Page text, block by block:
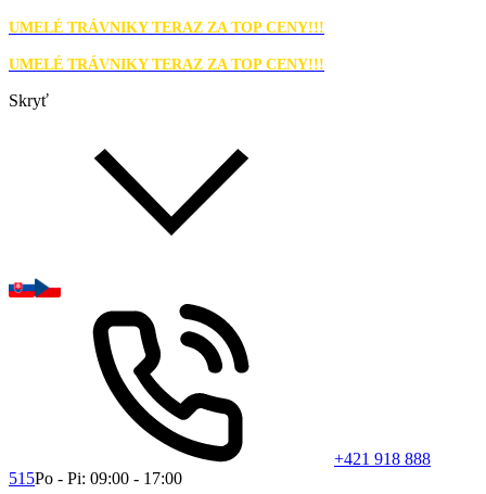
UMELÉ TRÁVNIKY TERAZ ZA TOP CENY!!!
UMELÉ TRÁVNIKY TERAZ ZA TOP CENY!!!
Skryť
+421 918 888
515Po - Pi: 09:00 - 17:00